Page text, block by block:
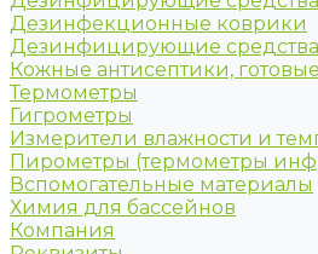
Дезинфекционные коврики
Дезинфицирующие
Кожные антисептики,
Термометры
Гигрометры
Измерители влажности и
Пирометры (термометры
Вспомогательные материалы
Химия для бассейнов
Компания